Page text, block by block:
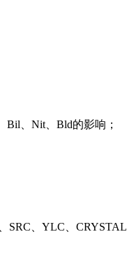
Bil、Nit、Bld的影响；
SRC YLC CRYSTAL